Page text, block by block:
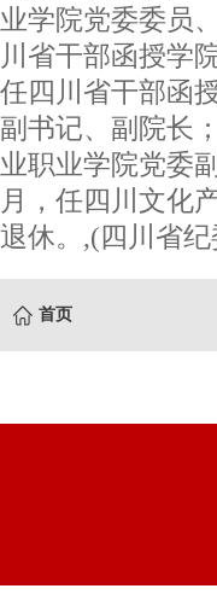
业学院党委委员
川省干部函授
任四川省干部函
副书记、副院长
业职业学院党委
月，任四川文
退休。,(四川省
首页